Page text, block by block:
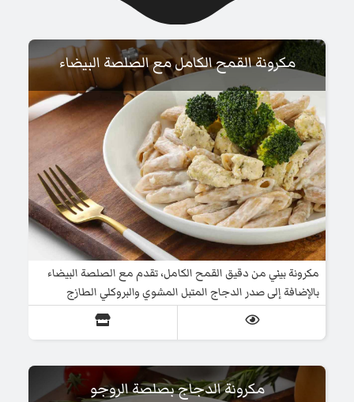
مكرونة القمح الكامل مع الصلصة البيضاء
مكرونة بيني من دقيق القمح الكامل، تقدم مع الصلصة البيضاء
بالإضافة إلى صدر الدجاج المتبل المشوي والبروكلي الطازج
مكرونة الدجاج بصلصة الروجو